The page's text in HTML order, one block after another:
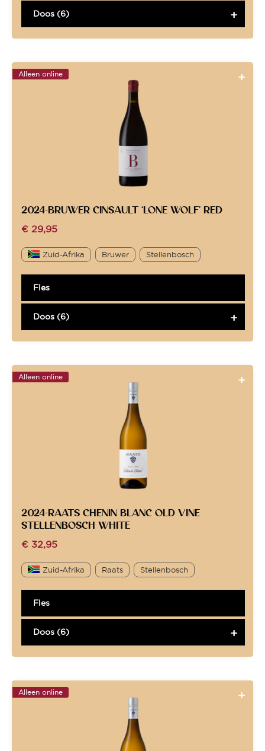
Doos (6)
Alleen online
2024-BRUWER CINSAULT ‘LONE WOLF’ RED
€ 29,95
Zuid-Afrika Bruwer Stellenbosch
Fles
Doos (6)
Alleen online
2024-RAATS CHENIN BLANC OLD VINE
STELLENBOSCH WHITE
€ 32,95
Zuid-Afrika Raats Stellenbosch
Fles
Doos (6)
Alleen online